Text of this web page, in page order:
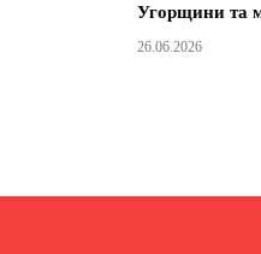
Угорщини та
26.06.2026